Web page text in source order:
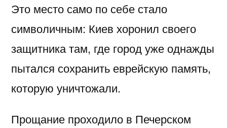
Это место само по себе стало
символичным: Киев хоронил своего
защитника там, где город уже однажды
пытался сохранить еврейскую память,
которую уничтожали.
Прощание проходило в Печерском